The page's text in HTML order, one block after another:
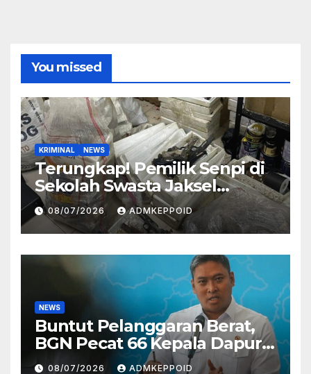
You missed
KRIMINAL NEWS
Terungkap! Pemilik Senpi di
Sekolah Swasta Jaksel
Ternyata Direktur
Perusahaan Airsoft Gun
Impor
08/07/2026 ADMKEPPOID
NEWS
Buntut Pelanggaran Berat,
BGN Pecat 66 Kepala Dapur
MBG dan Ungkap Alasannya
08/07/2026 ADMKEPPOID